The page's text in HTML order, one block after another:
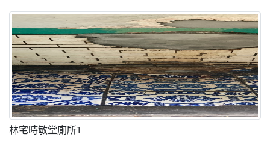
林宅時敏堂廁所1